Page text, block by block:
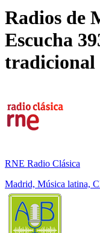
Radios de
Escucha
tradicional
RNE Radio Clásica
Madrid, Música latina,